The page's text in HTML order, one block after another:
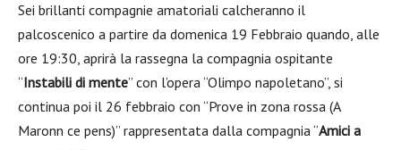
Sei brillanti compagnie amatoriali calcheranno il
palcoscenico a partire da domenica 19 Febbraio quando, alle
ore 19:30, aprirà la rassegna la compagnia ospitante
“Instabili di mente” con l’opera “Olimpo napoletano”, si
continua poi il 26 febbraio con “Prove in zona rossa (A
Maronn ce pens)” rappresentata dalla compagnia “Amici a